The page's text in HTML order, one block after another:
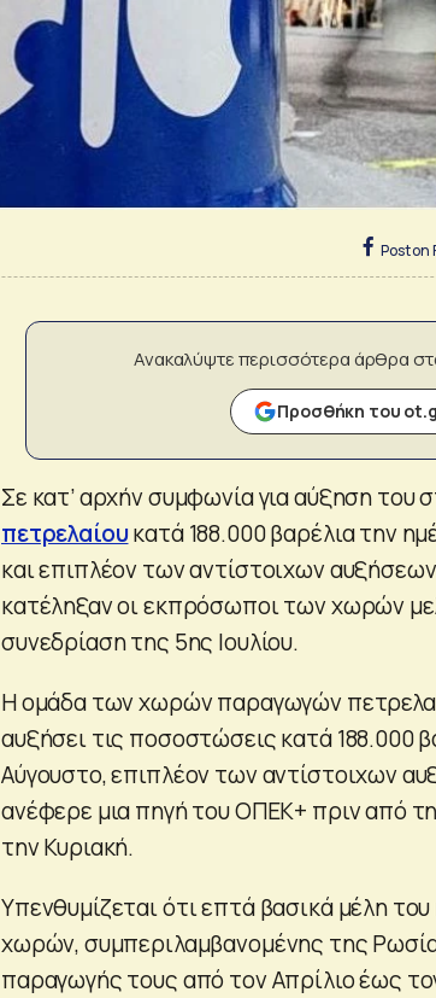
Post on
Ανακαλύψτε περισσότερα άρθρα
Προσθήκη του
Σε κατ’ αρχήν συμφωνία για αύξηση του
πετρελαίουκατά 188.000 βαρέλια την
και επιπλέον των αντίστοιχων αυξήσεων
κατέληξαν οι εκπρόσωποι των χωρών
συνεδρίαση της 5ης Ιουλίου.
Η ομάδα των χωρών παραγωγών
αυξήσει τις ποσοστώσεις κατά 188.000
Αύγουστο, επιπλέον των αντίστοιχων
ανέφερε μια πηγή του ΟΠΕΚ+ πριν από
την Κυριακή.
Υπενθυμίζεται ότι επτά βασικά μέλη
χωρών, συμπεριλαμβανομένης της
παραγωγής τους από τον Απρίλιο έως